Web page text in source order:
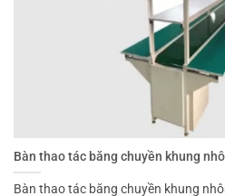
Bàn thao tác băng chuyền khung
Bàn thao tác băng chuyền khung